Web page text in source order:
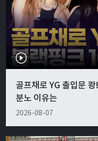
골프채로 YG 출입문
분노 이유는
2026-08-07